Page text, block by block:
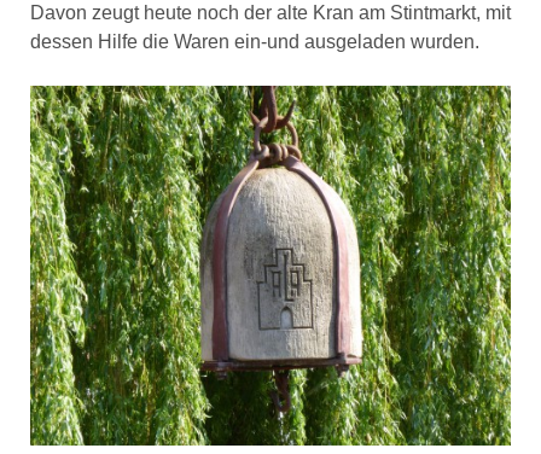
Davon zeugt heute noch der alte Kran am Stintmarkt, mit
dessen Hilfe die Waren ein-und ausgeladen wurden.